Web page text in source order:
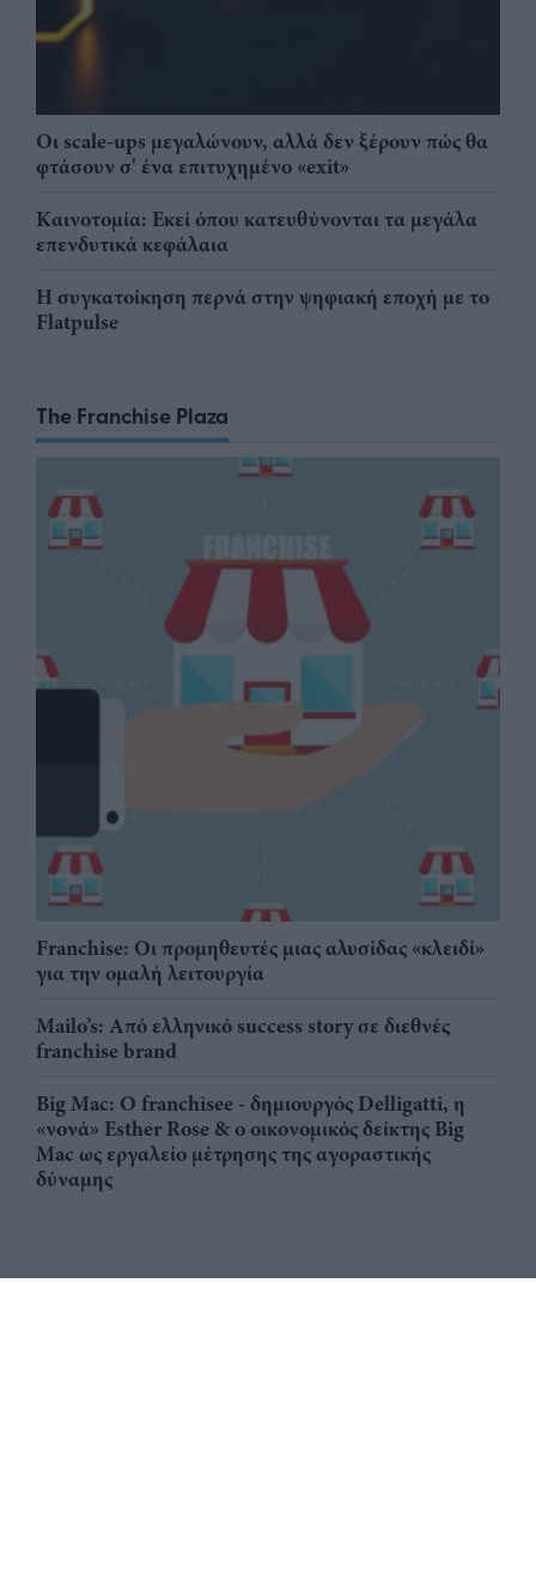
Οι scale-ups μεγαλώνουν, αλλά δεν ξέρουν πώς θα
φτάσουν σ' ένα επιτυχημένο «exit»
Καινοτομία: Εκεί όπου κατευθύνονται τα μεγάλα
επενδυτικά κεφάλαια
Η συγκατοίκηση περνά στην ψηφιακή εποχή με το
Flatpulse
The Franchise Plaza
Franchise: Οι προμηθευτές μιας αλυσίδας «κλειδί»
για την ομαλή λειτουργία
Mailo’s: Από ελληνικό success story σε διεθνές
franchise brand
Big Mac: Ο franchisee - δημιουργός Delligatti, η
«νονά» Esther Rose & ο οικονομικός δείκτης Big
Mac ως εργαλείο μέτρησης της αγοραστικής
δύναμης